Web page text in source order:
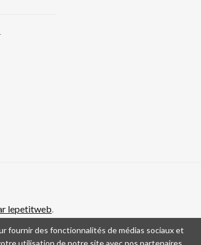
lepetitweb.
fournir des fonctionnalités de médias sociaux et
utilisation de notre site avec nos partenaires